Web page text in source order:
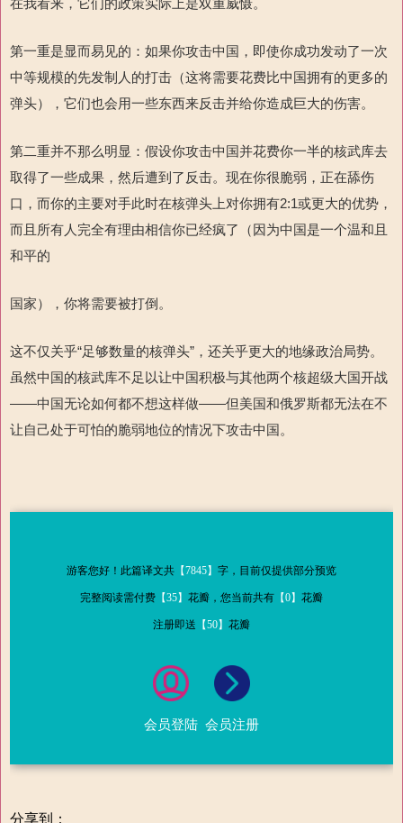
在我看来，它们的政策实际上是双重威慑。
第一重是显而易见的：如果你攻击中国，即使你成功发动了一次
中等规模的先发制人的打击（这将需要花费比中国拥有的更多的
弹头），它们也会用一些东西来反击并给你造成巨大的伤害。
第二重并不那么明显：假设你攻击中国并花费你一半的核武库去
取得了一些成果，然后遭到了反击。现在你很脆弱，正在舔伤
口，而你的主要对手此时在核弹头上对你拥有2:1或更大的优势，
而且所有人完全有理由相信你已经疯了（因为中国是一个温和且
和平的
国家），你将需要被打倒。
这不仅关乎“足够数量的核弹头”，还关乎更大的地缘政治局势。
虽然中国的核武库不足以让中国积极与其他两个核超级大国开战
——中国无论如何都不想这样做——但美国和俄罗斯都无法在不
让自己处于可怕的脆弱地位的情况下攻击中国。
游客您好！此篇译文共 【7845】 字，目前仅提供部分预览
完整阅读需付费 【35】 花瓣，您当前共有 【0】 花瓣
注册即送 【50】 花瓣
会员登陆 会员注册
分享到：